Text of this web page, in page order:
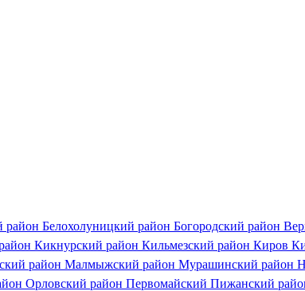
район Белохолуницкий район Богородский район
Кикнурский район Кильмезский район Киров
район Малмыжский район Мурашинский район
Орловский район Первомайский Пижанский